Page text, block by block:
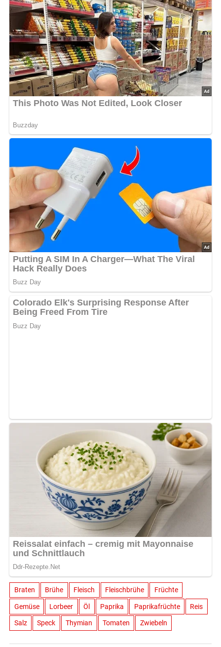
Braten Brühe Fleisch Fleischbrühe Früchte
Gemüse Lorbeer Öl Paprika Paprikafrüchte Reis
Salz Speck Thymian Tomaten Zwiebeln